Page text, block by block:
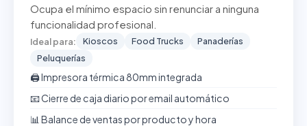
Ocupa el mínimo espacio sin renunciar a ninguna
funcionalidad profesional.
Ideal para: Kioscos Food Trucks
Panaderías
Peluquerías
🖨️ Impresora térmica 80mm integrada
📧 Cierre de caja diario por email automático
📊 Balance de ventas por producto y hora